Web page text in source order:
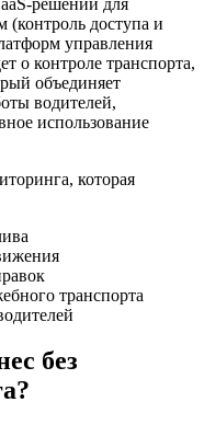
доступа и
управления
о контроле транспорта,
объединяет
водителей,
использование
которая
транспорта
без